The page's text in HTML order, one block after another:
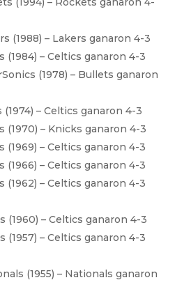
(1988) – Lakers ganaron 4-3
(1984) – Celtics ganaron 4-3
(1978) – Bullets ganaron
– Celtics ganaron 4-3
(1970) – Knicks ganaron 4-3
(1969) – Celtics ganaron 4-3
(1966) – Celtics ganaron 4-3
(1962) – Celtics ganaron 4-3
(1960) – Celtics ganaron 4-3
(1957) – Celtics ganaron 4-3
(1955) – Nationals ganaron